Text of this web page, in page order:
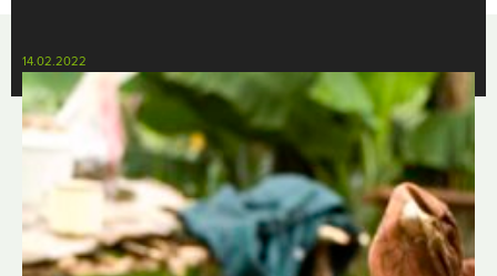
14.02.2022